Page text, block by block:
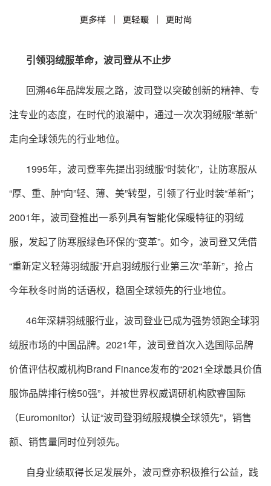
引领羽绒服革命，波司登从不止步
回溯46年品牌发展之路，波司登以突破创新的精神、专
注专业的态度，在时代的浪潮中，通过一次次羽绒服“革新”
走向全球领先的行业地位。
1995年，波司登率先提出羽绒服“时装化”，让防寒服从
“厚、重、肿”向”轻、薄、美”转型，引领了行业时装“革新”；
2001年，波司登推出一系列具有智能化保暖特征的羽绒
服，发起了防寒服绿色环保的“变革”。如今，波司登又凭借
“重新定义轻薄羽绒服”开启羽绒服行业第三次“革新”，抢占
今年秋冬时尚的话语权，稳固全球领先的行业地位。
46年深耕羽绒服行业，波司登业已成为强势领跑全球羽
绒服市场的中国品牌。2021年，波司登首次入选国际品牌
价值评估权威机构Brand Finance发布的“2021全球最具价值
服饰品牌排行榜50强”，并被世界权威调研机构欧睿国际
（Euromonitor）认证“波司登羽绒服规模全球领先”，销售
额、销售量同时位列领先。
自身业绩取得长足发展外，波司登亦积极推行公益，践